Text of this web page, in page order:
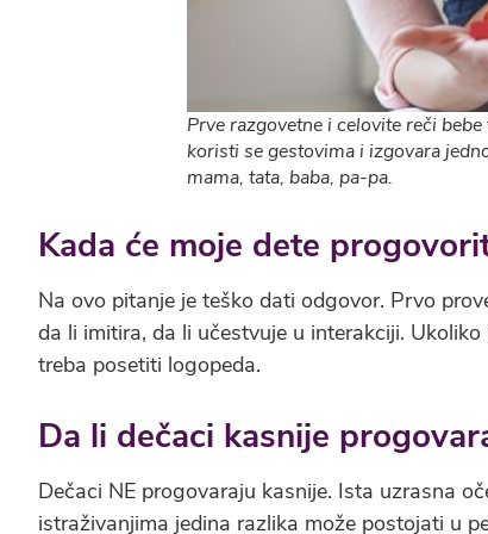
Prve razgovetne i celovite reči
koristi se gestovima i izgovara
mama, tata, baba, pa-pa.
Kada će moje dete
Na ovo pitanje je teško dati odgovor. Prvo
da li imitira, da li učestvuje u interakciji.
treba posetiti logopeda.
Da li dečaci kasnije
Dečaci NE progovaraju kasnije. Ista uzrasna
istraživanjima jedina razlika može postojati u